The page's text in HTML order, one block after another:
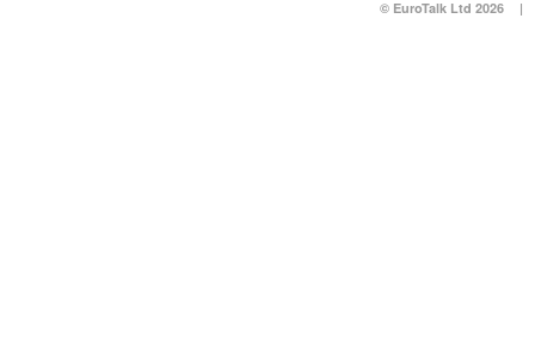
© EuroTalk Ltd 2026 |